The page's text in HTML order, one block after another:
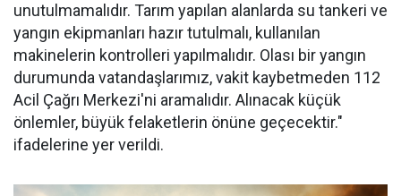
unutulmamalıdır. Tarım yapılan alanlarda su tankeri ve
yangın ekipmanları hazır tutulmalı, kullanılan
makinelerin kontrolleri yapılmalıdır. Olası bir yangın
durumunda vatandaşlarımız, vakit kaybetmeden 112
Acil Çağrı Merkezi'ni aramalıdır. Alınacak küçük
önlemler, büyük felaketlerin önüne geçecektir."
ifadelerine yer verildi.